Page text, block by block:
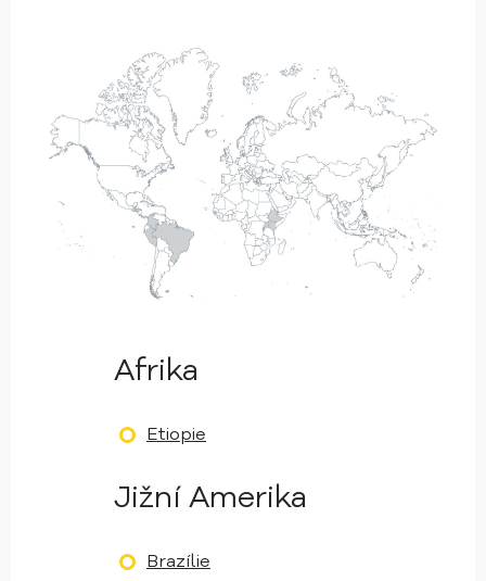
Afrika
Etiopie
Jižní Amerika
Brazílie